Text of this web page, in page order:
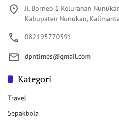
Jl. Borneo 1 Kelurahan
Kabupaten Nunukan,
082195770591
dpntimes@gmail.com
Kategori
Travel
Sepakbola